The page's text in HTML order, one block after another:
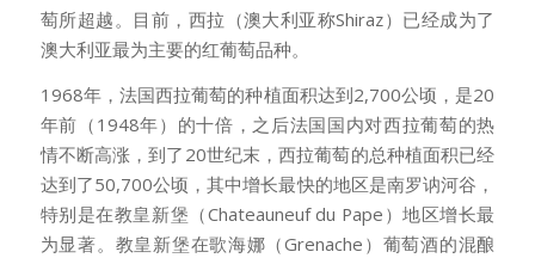
萄所超越。目前，西拉（澳大利亚称Shiraz）已经成为了
澳大利亚最为主要的红葡萄品种。
1968年，法国西拉葡萄的种植面积达到2,700公顷，是20
年前（1948年）的十倍，之后法国国内对西拉葡萄的热
情不断高涨，到了20世纪末，西拉葡萄的总种植面积已经
达到了50,700公顷，其中增长最快的地区是南罗讷河谷，
特别是在教皇新堡（Chateauneuf du Pape）地区增长最
为显著。教皇新堡在歌海娜（Grenache）葡萄酒的混酿